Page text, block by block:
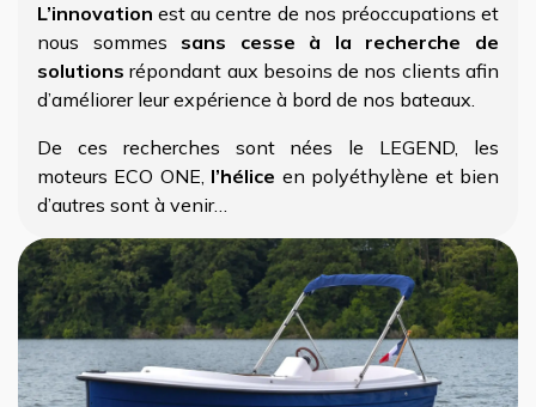
​L’innovation est au centre de nos préoccupations et
nous sommes sans cesse à la recherche de
solutions répondant aux besoins de nos clients afin
d’améliorer leur expérience à bord de nos bateaux.
De ces recherches sont nées le LEGEND, les
moteurs ECO ONE, l’hélice en polyéthylène et bien
d’autres sont à venir…